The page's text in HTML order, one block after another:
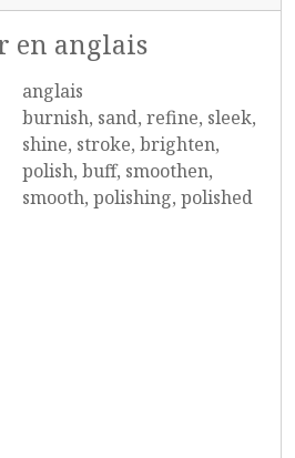
en anglais
anglais
burnish, sand, refine, sleek,
shine, stroke, brighten,
polish, buff, smoothen,
smooth, polishing, polished